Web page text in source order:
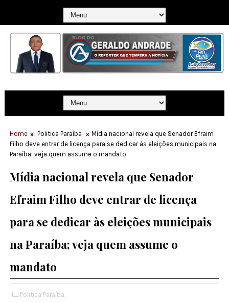
Home Politica Paraíba
Mídia nacional revela que Senador Efraim
Filho deve entrar de licença para se dedicar às eleições municipais na
Paraíba; veja quem assume o mandato
Mídia nacional revela que Senador
Efraim Filho deve entrar de licença
para se dedicar às eleições municipais
na Paraíba; veja quem assume o
mandato
Politica Paraíba,